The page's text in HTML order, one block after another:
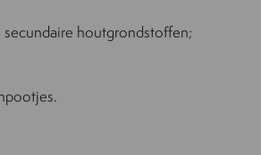
secundaire houtgrondstoffen;